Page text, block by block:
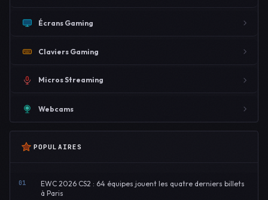
Écrans Gaming
Claviers Gaming
Micros Streaming
Webcams
POPULAIRES
01
EWC 2026 CS2 : 64 équipes jouent les quatre derniers billets
à Paris